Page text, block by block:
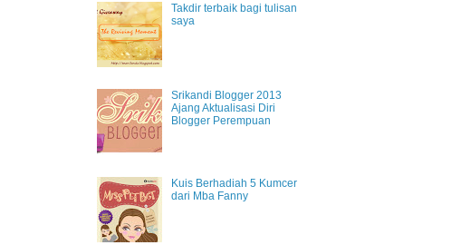
Takdir terbaik bagi tulisan
saya
Srikandi Blogger 2013
Ajang Aktualisasi Diri
Blogger Perempuan
Kuis Berhadiah 5 Kumcer
dari Mba Fanny